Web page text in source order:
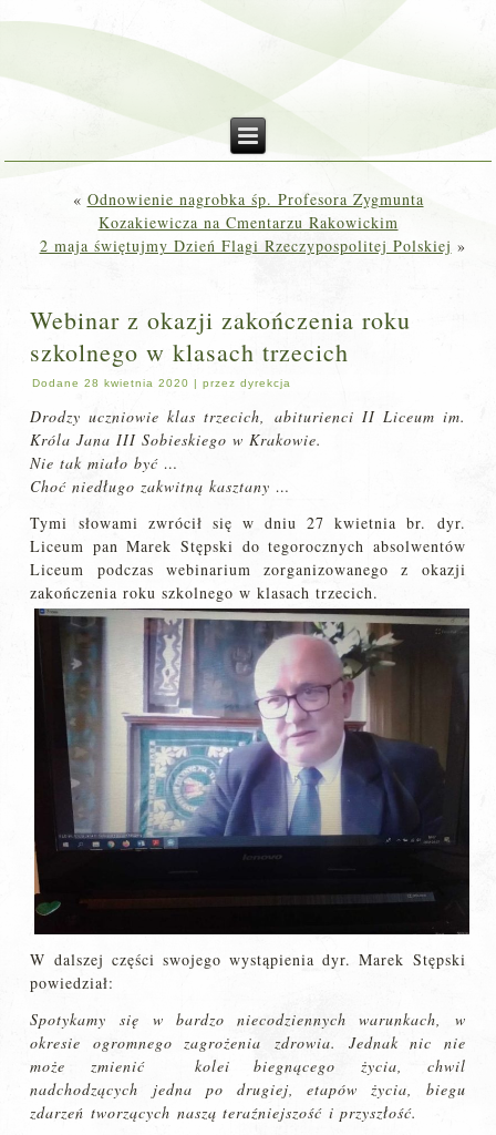
« Odnowienie nagrobka śp. Profesora Zygmunta
Kozakiewicza na Cmentarzu Rakowickim
2 maja świętujmy Dzień Flagi Rzeczypospolitej Polskiej »
Webinar z okazji zakończenia roku
szkolnego w klasach trzecich
Dodane 28 kwietnia 2020 |przez dyrekcja
Drodzy uczniowie klas trzecich, abiturienci II Liceum im.
Króla Jana III Sobieskiego w Krakowie.
Nie tak miało być …
Choć niedługo zakwitną kasztany …
Tymi słowami zwrócił się w dniu 27 kwietnia br. dyr.
Liceum pan Marek Stępski do tegorocznych absolwentów
Liceum podczas webinarium zorganizowanego z okazji
zakończenia roku szkolnego w klasach trzecich.
W dalszej części swojego wystąpienia dyr. Marek Stępski
powiedział:
Spotykamy się w bardzo niecodziennych warunkach, w
okresie ogromnego zagrożenia zdrowia. Jednak nic nie
może zmienić kolei biegnącego życia, chwil
nadchodzących jedna po drugiej, etapów życia, biegu
zdarzeń tworzących naszą teraźniejszość i przyszłość.